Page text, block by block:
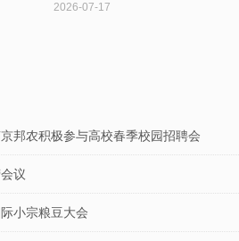
2026-07-17
邦农积极参与高校春季校园招聘会
议
小宗粮豆大会